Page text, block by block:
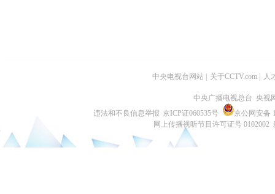
中央电视台网站 关于CCTV.com 人
中央广播电视总台 央视
违法和不良信息举报 京ICP证060535号
京公网安备
网上传播视听节目许可证号 0102002